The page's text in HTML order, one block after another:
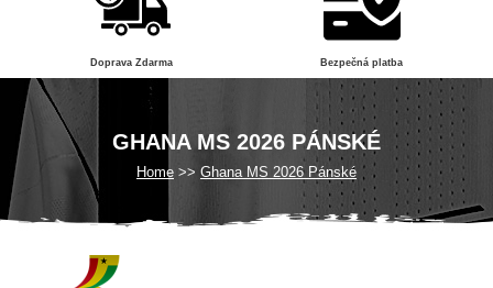
Doprava Zdarma Bezpečná platba
GHANA MS 2026 PÁNSKÉ
Home Ghana MS 2026 Pánské